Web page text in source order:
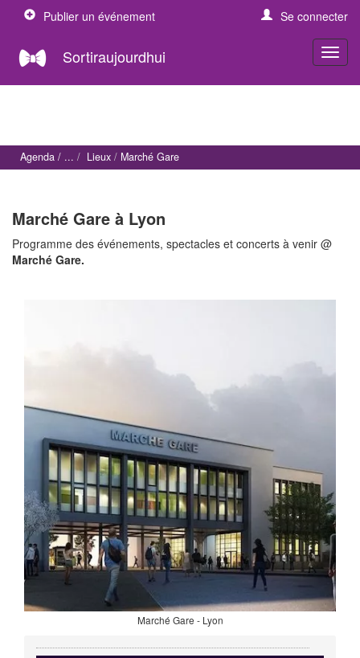
Publier un événement Se connecter
Sortiraujourdhui
Agenda Lieux Marché Gare
Marché Gare à Lyon
Programme des événements, spectacles et concerts à venir @
Marché Gare.
Marché Gare - Lyon